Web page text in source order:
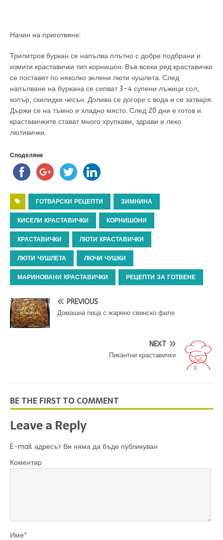
Начин на приготвяне:
Трилитров буркан се напълва плътно с добре подбрани и
измити краставички тип корнишон. Във всеки ред краставички
се поставят по няколко зелени люти чушлета. След
напълване на буркана се сипват 3-4 супени лъжици сол,
копър, скилидки чесън. Долива се догоре с вода и се затваря.
Държи се на тъмно и хладно място. След 20 дни е готов и
краставичките стават много хрупкави, здрави и леко
лютивички.
Споделяне
ГОТВАРСКИ РЕЦЕПТИ ЗИМНИНА
КИСЕЛИ КРАСТАВИЧКИ КОРНИШОНИ
КРАСТАВИЧКИ ЛЮТИ КРАСТАВИЧКИ
ЛЮТИ ЧУШЛЕТА ЛЮЧИ ЧУШКИ
МАРИНОВАНИ КРАСТАВИЧКИ РЕЦЕПТИ ЗА ГОТВЕНЕ
PREVIOUS
Домашна пица с жарено свинско филе
NEXT
Пикантни краставички
BE THE FIRST TO COMMENT
Leave a Reply
E-mail адресът Ви няма да бъде публикуван
Коментар
Име*